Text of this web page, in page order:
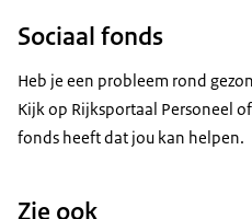
Sociaal fonds
Heb je een probleem rond
Kijk op Rijksportaal Personeel
fonds heeft dat jou kan helpen.
Zie ook